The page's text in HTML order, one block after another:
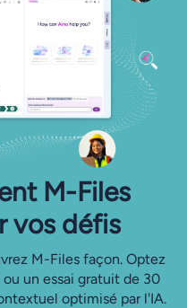
M-Files
vos défis
M-Files façon. Optez
un essai gratuit de 30
optimisé par l'IA.